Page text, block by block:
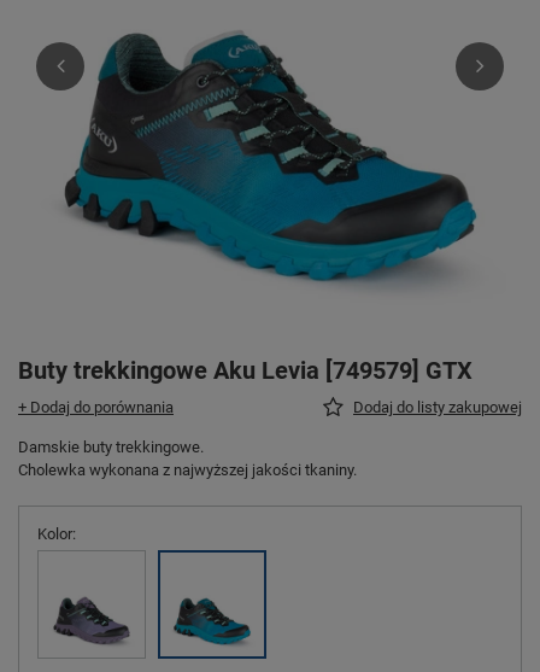
Buty trekkingowe Aku Levia [749579] GTX
+ Dodaj do porównania Dodaj do listy zakupowej
Damskie buty trekkingowe.
Cholewka wykonana z najwyższej jakości tkaniny.
Kolor